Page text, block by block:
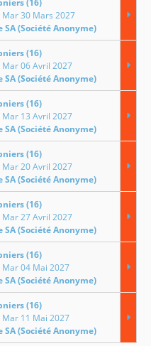
(16)
Mar 30 Mars 2027
(Société Anonyme)
(16)
Mar 06 Avril 2027
(Société Anonyme)
(16)
Mar 13 Avril 2027
(Société Anonyme)
(16)
Mar 20 Avril 2027
(Société Anonyme)
(16)
Mar 27 Avril 2027
(Société Anonyme)
(16)
Mar 04 Mai 2027
(Société Anonyme)
(16)
Mar 11 Mai 2027
(Société Anonyme)